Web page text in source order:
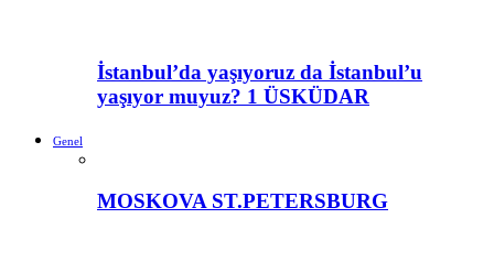
İstanbul’da yaşıyoruz da İstanbul’u
yaşıyor muyuz? 1 ÜSKÜDAR
Genel
MOSKOVA ST.PETERSBURG